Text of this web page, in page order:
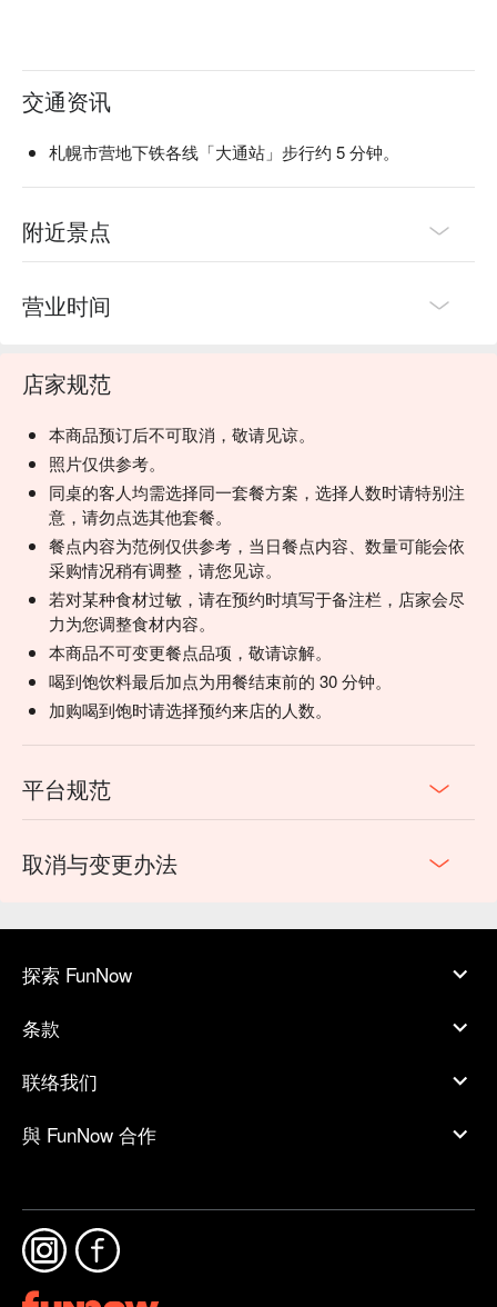
交通资讯
札幌市营地下铁各线「大通站」步行约 5 分钟。
附近景点
营业时间
店家规范
本商品预订后不可取消，敬请见谅。
照片仅供参考。
同桌的客人均需选择同一套餐方案，选择人数时请特别注
意，请勿点选其他套餐。
餐点内容为范例仅供参考，当日餐点内容、数量可能会依
采购情况稍有调整，请您见谅。
若对某种食材过敏，请在预约时填写于备注栏，店家会尽
力为您调整食材内容。
本商品不可变更餐点品项，敬请谅解。
喝到饱饮料最后加点为用餐结束前的 30 分钟。
加购喝到饱时请选择预约来店的人数。
平台规范
取消与变更办法
探索 FunNow
条款
联络我们
與 FunNow 合作